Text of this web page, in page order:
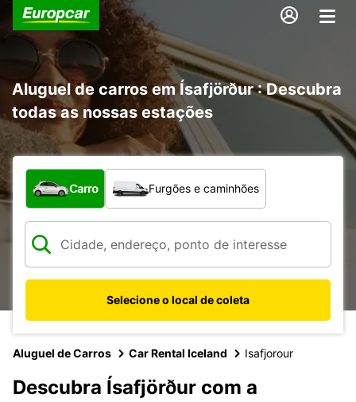
Aluguel de carros em Ísafjörður : Descubra
todas as nossas estações
Qual tipo de veículo?
Carro Furgões e caminhões
Selecione o local de coleta
Aluguel de Carros Car Rental Iceland Isafjorour
Descubra Ísafjörður com a